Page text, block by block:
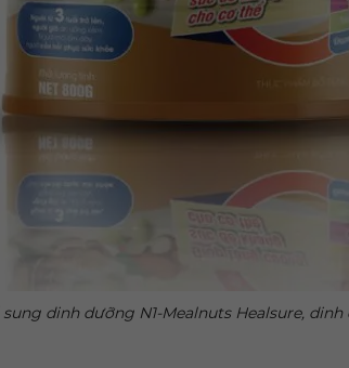
dinh dưỡng N1-Mealnuts Healsure,